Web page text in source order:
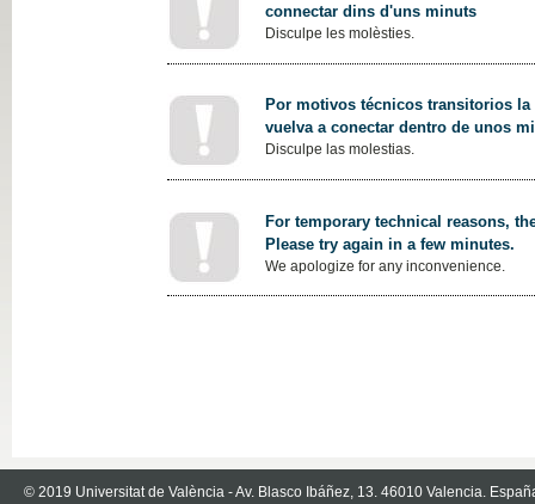
connectar dins d'uns minuts
Disculpe les molèsties.
Por motivos técnicos transitorios
vuelva a conectar dentro de unos
Disculpe las molestias.
For temporary technical reasons,
Please try again in a few minutes.
We apologize for any inconvenience.
© 2019 Universitat de València - Av. Blasco Ibáñez, 13. 46010 Valencia.